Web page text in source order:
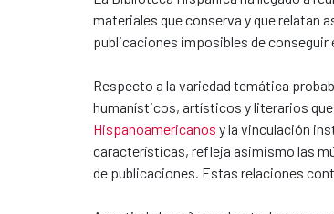
materiales que conserva y que relatan
publicaciones imposibles de conseguir
Respecto a la variedad temática
humanísticos, artísticos y literarios
Hispanoamericanos y la vinculación
características, refleja asimismo las
de publicaciones. Estas relaciones